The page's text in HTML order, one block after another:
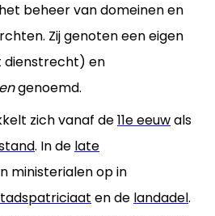
beheer van domeinen en
Zij genoten een eigen
dienstrecht) en
genoemd.
zich vanaf de11e eeuwals
. In de late
ministerialen op in
en de landadel.